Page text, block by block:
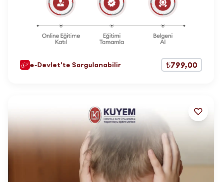
e-Devlet'te Sorgulanabilir ₺799,00